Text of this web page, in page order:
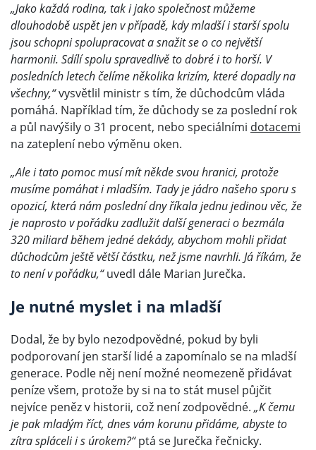
„Jako každá rodina, tak i jako společnost můžeme
dlouhodobě uspět jen v případě, kdy mladší i starší spolu
jsou schopni spolupracovat a snažit se o co největší
harmonii. Sdílí spolu spravedlivě to dobré i to horší. V
posledních letech čelíme několika krizím, které dopadly na
všechny,“vysvětlil ministr s tím, že důchodcům vláda
pomáhá. Například tím, že důchody se za poslední rok
a půl navýšily o 31 procent, nebo speciálními dotacemi
na zateplení nebo výměnu oken.
„Ale i tato pomoc musí mít někde svou hranici, protože
musíme pomáhat i mladším. Tady je jádro našeho sporu s
opozicí, která nám poslední dny říkala jednu jedinou věc, že
je naprosto v pořádku zadlužit další generaci o bezmála
320 miliard během jedné dekády, abychom mohli přidat
důchodcům ještě větší částku, než jsme navrhli. Já říkám, že
to není v pořádku,“uvedl dále Marian Jurečka.
Je nutné myslet i na mladší
Dodal, že by bylo nezodpovědné, pokud by byli
podporovaní jen starší lidé a zapomínalo se na mladší
generace. Podle něj není možné neomezeně přidávat
peníze všem, protože by si na to stát musel půjčit
nejvíce peněz v historii, což není zodpovědné.„K čemu
je pak mladým říct, dnes vám korunu přidáme, abyste to
zítra spláceli i s úrokem?“ptá se Jurečka řečnicky.